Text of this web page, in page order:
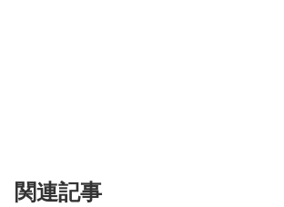
関連記事